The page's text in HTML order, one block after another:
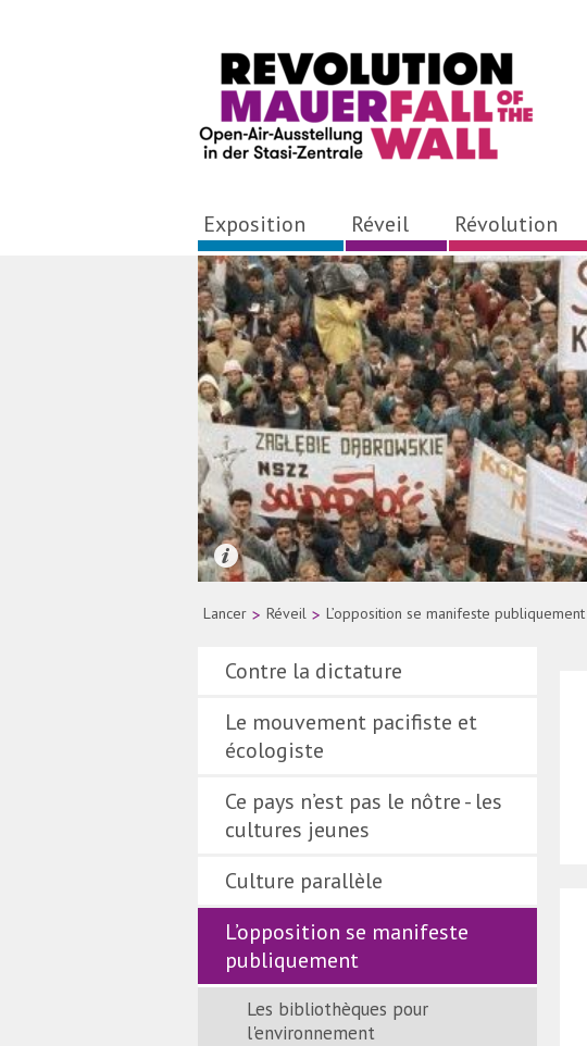
Exposition Réveil Révolution
Lancer > Réveil > L’opposition se manifeste publiquement
Contre la dictature
Le mouvement pacifiste et
écologiste
Ce pays n’est pas le nôtre - les
cultures jeunes
Culture parallèle
L’opposition se manifeste
publiquement
Les bibliothèques pour
l'environnement